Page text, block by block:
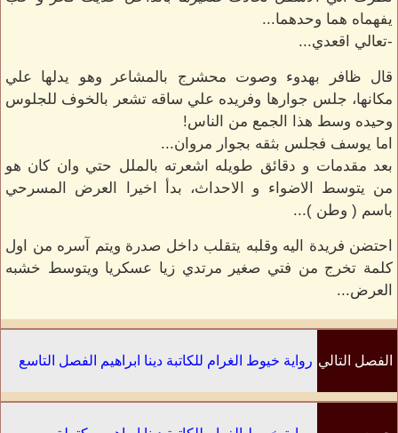
يفهماه هما وحدهما...
-تعالي اقعدي...
قال ظافر بهدوء وصوت محشرج بالمشاعر وهو يدلها علي
مكانها، جلس جوارها وفريده علي ساقه تشعر بالخوف للجلوس
وحيده وسط هذا الجمع من الناس!
اما يوسف فجلس بثقه بجوار مروان...
بعد مقدمات و دقائق طويله اشعرته بالملل حتي وان كان هو
من يتوسط الاضواء و الاحداث، بدأ اخيرا العرض المسرحي
باسم ( وطن )...
احتضن فريدة اليه وقلبه يتقلب داخل صدرة ويتم آسره من اول
كلمة تخرج من فتي صغير مرتدي زيا عسكريا ويتوسط خشبه
العرض...
الفصل التالي رواية خيوط الغرام للكاتبة دينا ابراهيم الفصل التاسع